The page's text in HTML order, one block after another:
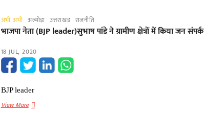
के
तहत
अभियान
अभी अभी अल्मोड़ा उत्तराखंड राजनीति
भाजपा नेता (BJP leader)सुभाष पांडे ने ग्रामीण क्षेत्रों में किया जन संपर्क
18 JUL, 2020
BJP leader
View Moreभाजपा